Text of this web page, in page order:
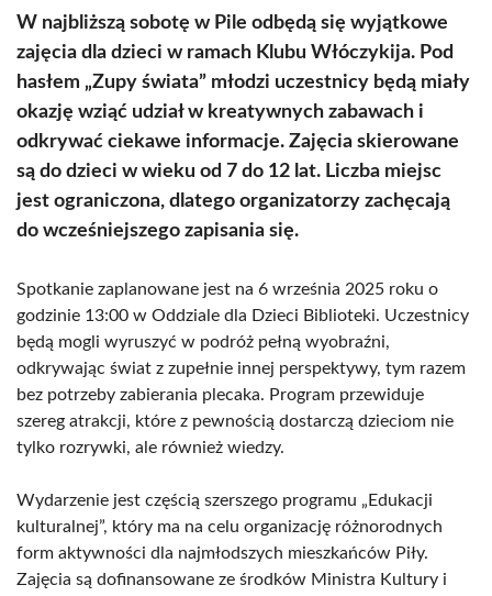
W najbliższą sobotę w Pile odbędą się wyjątkowe
zajęcia dla dzieci w ramach Klubu Włóczykija. Pod
hasłem „Zupy świata” młodzi uczestnicy będą miały
okazję wziąć udział w kreatywnych zabawach i
odkrywać ciekawe informacje. Zajęcia skierowane
są do dzieci w wieku od 7 do 12 lat. Liczba miejsc
jest ograniczona, dlatego organizatorzy zachęcają
do wcześniejszego zapisania się.
Spotkanie zaplanowane jest na 6 września 2025 roku o
godzinie 13:00 w Oddziale dla Dzieci Biblioteki. Uczestnicy
będą mogli wyruszyć w podróż pełną wyobraźni,
odkrywając świat z zupełnie innej perspektywy, tym razem
bez potrzeby zabierania plecaka. Program przewiduje
szereg atrakcji, które z pewnością dostarczą dzieciom nie
tylko rozrywki, ale również wiedzy.
Wydarzenie jest częścią szerszego programu „Edukacji
kulturalnej”, który ma na celu organizację różnorodnych
form aktywności dla najmłodszych mieszkańców Piły.
Zajęcia są dofinansowane ze środków Ministra Kultury i